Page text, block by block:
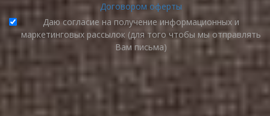
Договором оферты
Даю согласие на получение информационных и
маркетинговых рассылок (для того чтобы мы отправлять
Вам письма)